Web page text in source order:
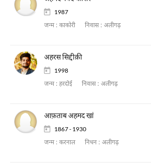
1987
जन्म : काकोरी निवास : अलीगढ़
अहरस सिद्दीक़ी
1998
जन्म : हरदोई निवास : अलीगढ़
आफ़ताब अहमद खां
1867 - 1930
जन्म : करनाल निधन : अलीगढ़